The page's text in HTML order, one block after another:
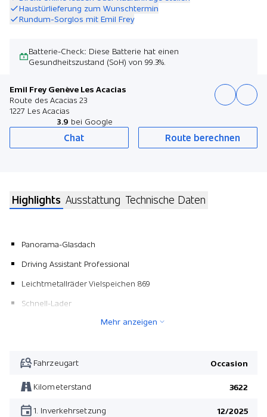
Haustürlieferung zum Wunschtermin
Rundum-Sorglos mit Emil Frey
Batterie-Check: Diese Batterie hat einen
Gesundheitszustand (SoH) von 99.3%.
Emil Frey Genève Les Acacias
Route des Acacias 23
1227 Les Acacias
3.9 bei Google
Chat Route berechnen
Highlights Ausstattung Technische Daten
Panorama-Glasdach
Driving Assistant Professional
Leichtmetallräder Vielspeichen 869
Schnell-Lader
Sonnenschutzverglasung
Parking Assistant Professional
Pack Innovation
Mehr anzeigen
Fahrzeugart Occasion
Kilometerstand 3622
1. Inverkehrsetzung 12/2025